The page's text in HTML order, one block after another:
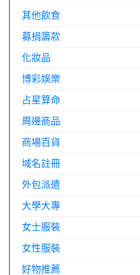
其他飲食
募捐籌款
化妝品
博彩娛樂
占星算命
周邊商品
商場百貨
域名註冊
外包派遣
大學大專
女士服裝
女性服裝
好物推薦